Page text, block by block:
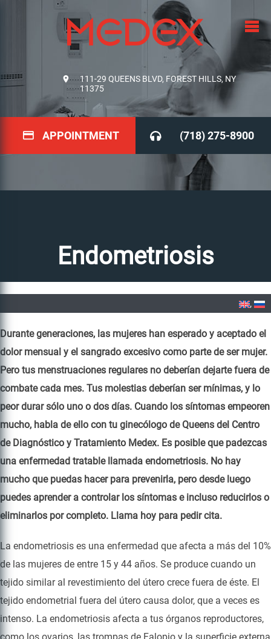
111-29 QUEENS BLVD, FOREST HILLS, NY
11375
APPOINTMENT (718) 275-8900
Endometriosis
Home»Endometriosis
Durante generaciones, las mujeres han esperado y aceptado el
dolor mensual y el sangrado excesivo como parte de ser mujer.
Pero tus menstruaciones regulares no deberían dejarte fuera de
combate cada mes. Tus molestias deberían ser mínimas, y lo
peor durar sólo uno o dos días. Cuando los síntomas empeoren
mucho, habla de ello con tu ginecólogo de Queens del Centro
de Diagnóstico y Tratamiento Medex. Es posible que padezcas
una enfermedad tratable llamada endometriosis. No hay
mucho que puedas hacer para prevenirla, pero desde luego
puedes aprender a controlar los síntomas e incluso reducirlos o
eliminarlos por completo. Llama hoy para pedir cita.
La endometriosis es una enfermedad que afecta a más del 10%
de las mujeres de entre 15 y 44 años. Se produce cuando un
tejido similar al revestimiento del útero crece fuera de éste. El
tejido endometrial fuera del útero causa dolor, que a veces es
intenso. La endometriosis afecta a tus órganos reproductores,